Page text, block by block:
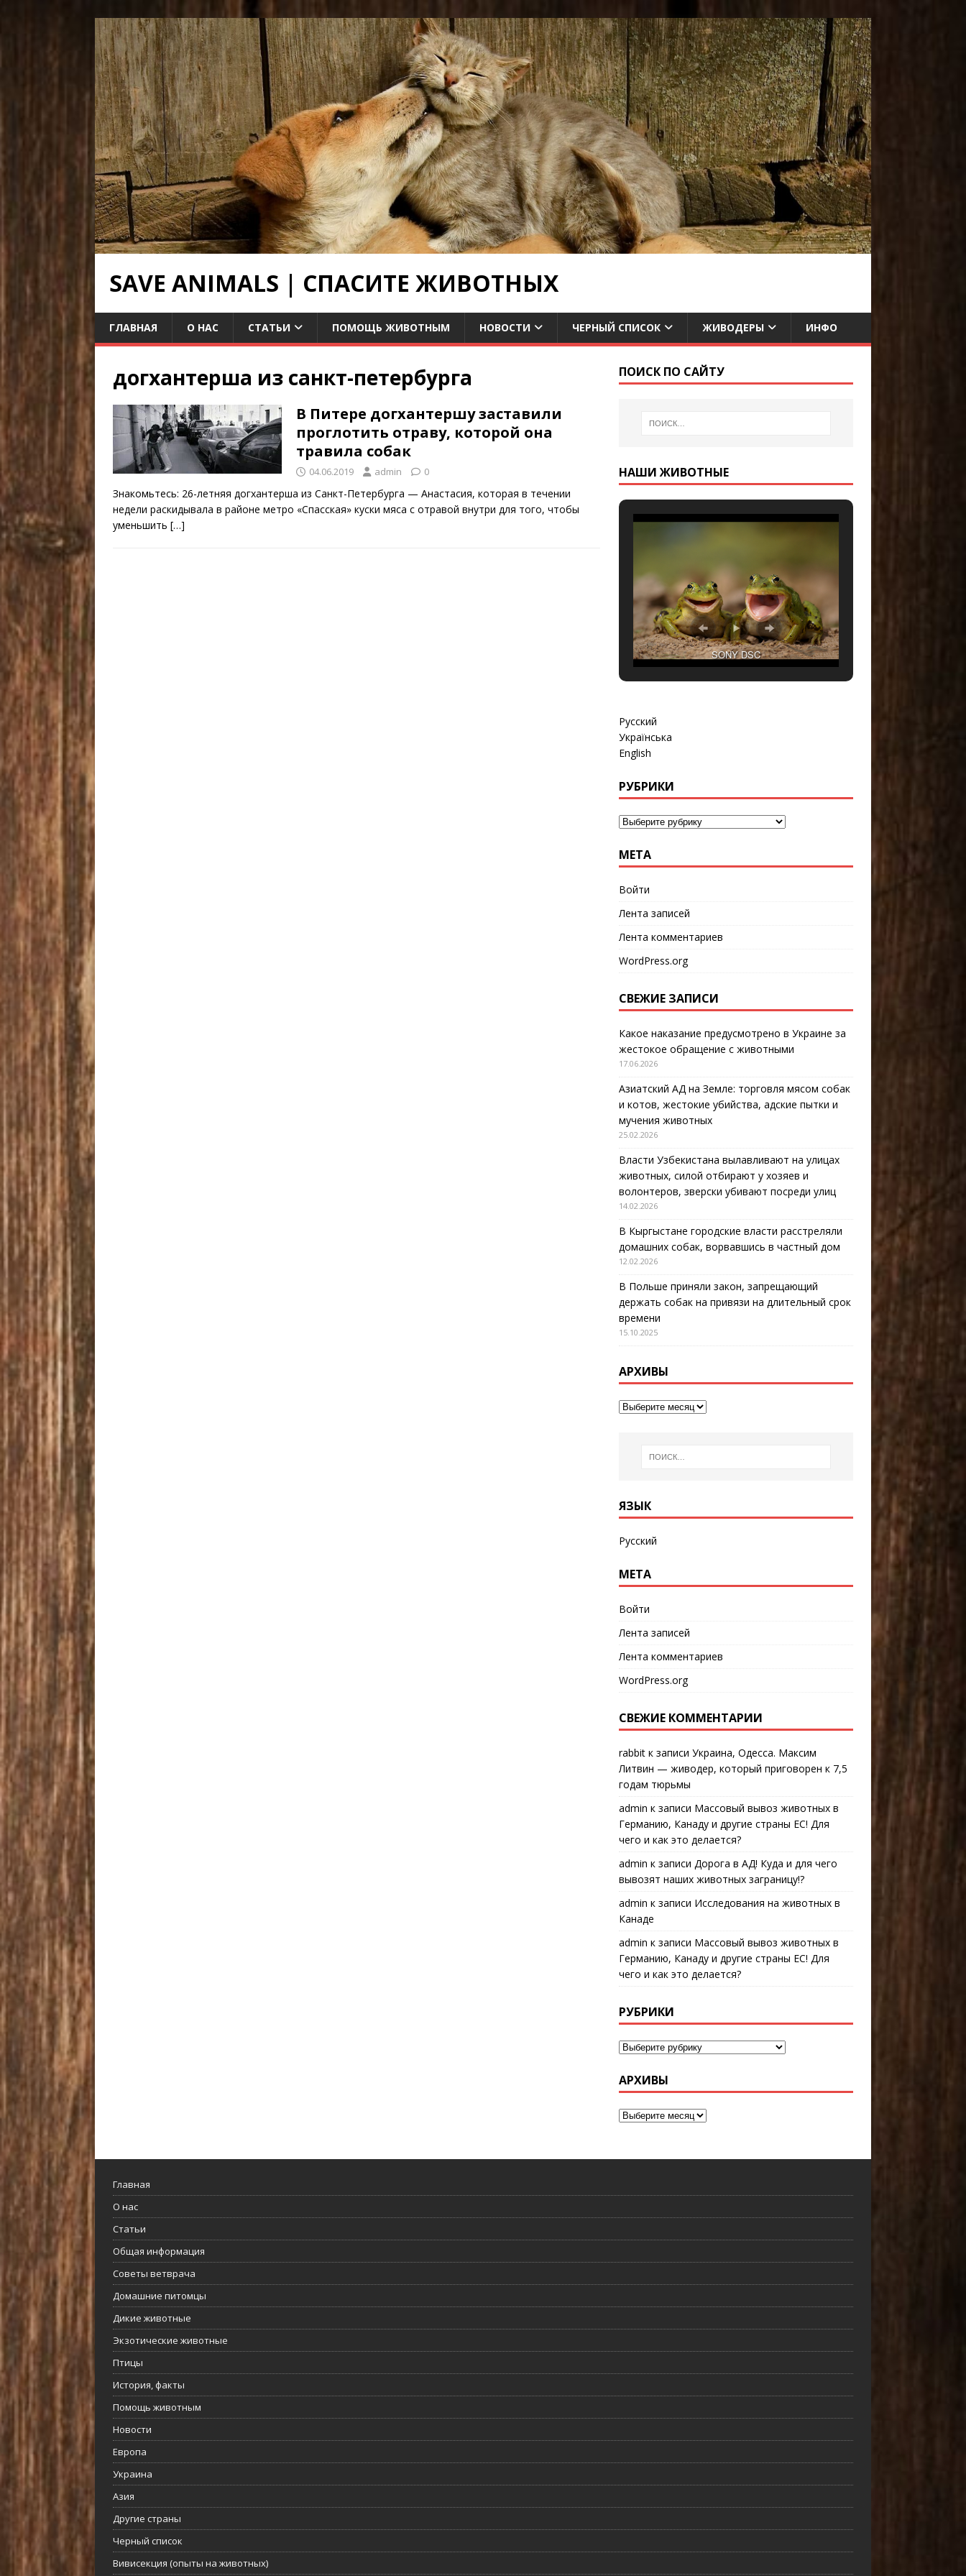
SAVE ANIMALS | СПАСИТЕ ЖИВОТНЫХ
ГЛАВНАЯ О НАС СТАТЬИ ПОМОЩЬ ЖИВОТНЫМ НОВОСТИ ЧЕРНЫЙ СПИСОК ЖИВОДЕРЫ ИНФО
догхантерша из санкт-петербурга
В Питере догхантершу заставили
проглотить отраву, которой она
травила собак
04.06.2019 admin 0
Знакомьтесь: 26-летняя догхантерша из Санкт-Петербурга — Анастасия, которая в течении
недели раскидывала в районе метро «Спасская» куски мяса с отравой внутри для того, чтобы
уменьшить […]
ПОИСК ПО САЙТУ
НАШИ ЖИВОТНЫЕ
SONY DSC
Русский
Українська
English
РУБРИКИ
МЕТА
Войти
Лента записей
Лента комментариев
WordPress.org
СВЕЖИЕ ЗАПИСИ
Какое наказание предусмотрено в Украине за
жестокое обращение с животными
17.06.2026
Азиатский АД на Земле: торговля мясом собак
и котов, жестокие убийства, адские пытки и
мучения животных
25.02.2026
Власти Узбекистана вылавливают на улицах
животных, силой отбирают у хозяев и
волонтеров, зверски убивают посреди улиц
14.02.2026
В Кыргыстане городские власти расстреляли
домашних собак, ворвавшись в частный дом
12.02.2026
В Польше приняли закон, запрещающий
держать собак на привязи на длительный срок
времени
15.10.2025
АРХИВЫ
ЯЗЫК
Русский
МЕТА
Войти
Лента записей
Лента комментариев
WordPress.org
СВЕЖИЕ КОММЕНТАРИИ
rabbitк записи Украина, Одесса. Максим
Литвин — живодер, который приговорен к 7,5
годам тюрьмы
admin к записи Массовый вывоз животных в
Германию, Канаду и другие страны ЕС! Для
чего и как это делается?
admin к записи Дорога в АД! Куда и для чего
вывозят наших животных заграницу!?
admin к записи Исследования на животных в
Канаде
admin к записи Массовый вывоз животных в
Германию, Канаду и другие страны ЕС! Для
чего и как это делается?
РУБРИКИ
АРХИВЫ
Главная
О нас
Статьи
Общая информация
Советы ветврача
Домашние питомцы
Дикие животные
Экзотические животные
Птицы
История, факты
Помощь животным
Новости
Европа
Украина
Азия
Другие страны
Черный список
Вивисекция (опыты на животных)